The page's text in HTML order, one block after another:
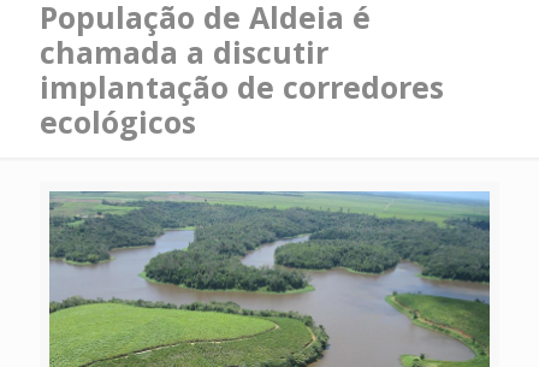
População de Aldeia é
chamada a discutir
implantação de corredores
ecológicos